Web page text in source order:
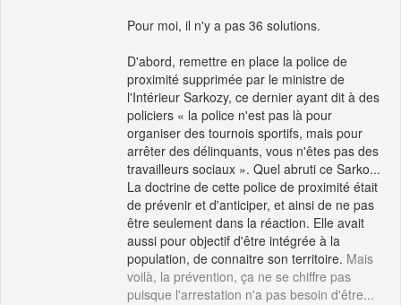
Pour moi, il n'y a pas 36 solutions.
D'abord, remettre en place la police de
proximité supprimée par le ministre de
l'Intérieur Sarkozy, ce dernier ayant dit à des
policiers « la police n'est pas là pour
organiser des tournois sportifs, mais pour
arrêter des délinquants, vous n'êtes pas des
travailleurs sociaux ». Quel abruti ce Sarko...
La doctrine de cette police de proximité était
de prévenir et d'anticiper, et ainsi de ne pas
être seulement dans la réaction. Elle avait
aussi pour objectif d'être intégrée à la
population, de connaitre son territoire. Mais
voilà, la prévention, ça ne se chiffre pas
puisque l'arrestation n'a pas besoin d'être...